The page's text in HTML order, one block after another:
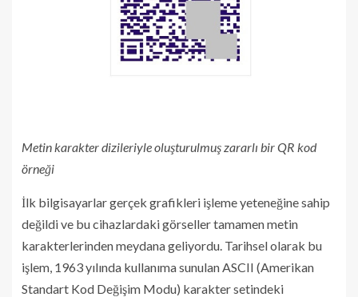
Metin karakter dizileriyle oluşturulmuş zararlı bir QR kod
örneği
İlk bilgisayarlar gerçek grafikleri işleme yeteneğine sahip
değildi ve bu cihazlardaki görseller tamamen metin
karakterlerinden meydana geliyordu. Tarihsel olarak bu
işlem, 1963 yılında kullanıma sunulan ASCII (Amerikan
Standart Kod Değişim Modu) karakter setindeki